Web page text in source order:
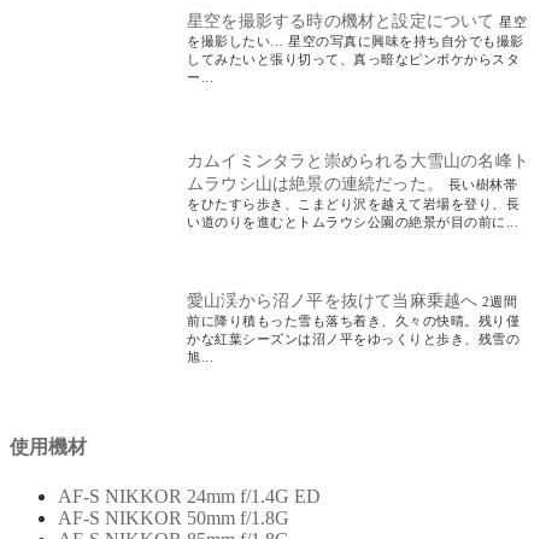
星空を撮影する時の機材と設定について 星空
を撮影したい… 星空の写真に興味を持ち自分でも撮影
してみたいと張り切って、真っ暗なピンボケからスタ
ー...
カムイミンタラと崇められる大雪山の名峰ト
ムラウシ山は絶景の連続だった。
長い樹林帯
をひたすら歩き、こまどり沢を越えて岩場を登り、長
い道のりを進むとトムラウシ公園の絶景が目の前に...
愛山渓から沼ノ平を抜けて当麻乗越へ 2週間
前に降り積もった雪も落ち着き、久々の快晴。残り僅
かな紅葉シーズンは沼ノ平をゆっくりと歩き、残雪の
旭...
使用機材
AF-S NIKKOR 24mm f/1.4G ED
AF-S NIKKOR 50mm f/1.8G